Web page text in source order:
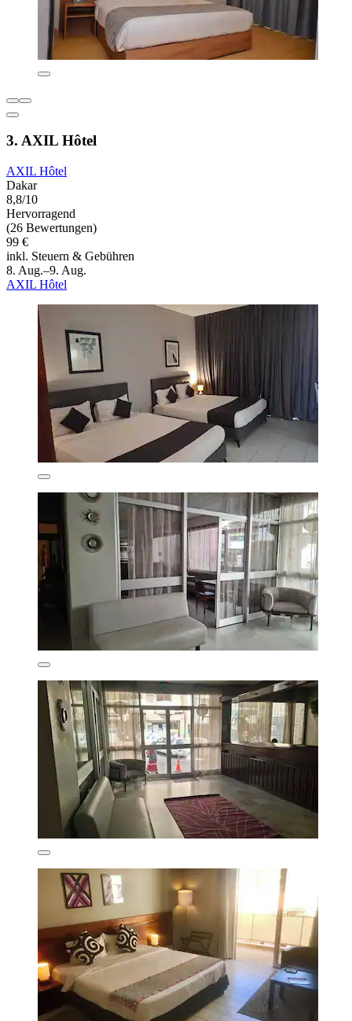
3. AXIL Hôtel
AXIL Hôtel
Dakar
8,8/10
Hervorragend
(26 Bewertungen)
99 €
inkl. Steuern & Gebühren
8. Aug.–9. Aug.
AXIL Hôtel